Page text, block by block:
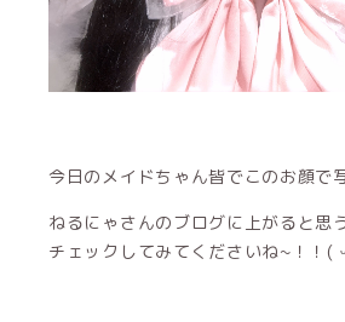
今日のメイドちゃん皆でこのお顔で
ねるにゃさんのブログに上がると思
チェックしてみてくださいね~！！(